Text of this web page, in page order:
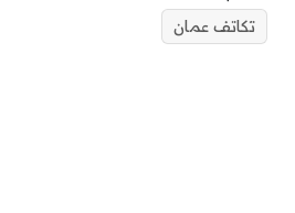
تكاتف عمان